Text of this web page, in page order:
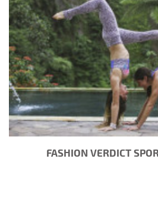
FASHION VERDICT